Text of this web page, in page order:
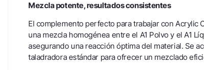
Mezcla potente, resultados consistentes
El complemento perfecto para trabajar con Acrylic
una mezcla homogénea entre el A1 Polvo y el A1
asegurando una reacción óptima del material. Se
taladradora estándar para ofrecer un mezclado